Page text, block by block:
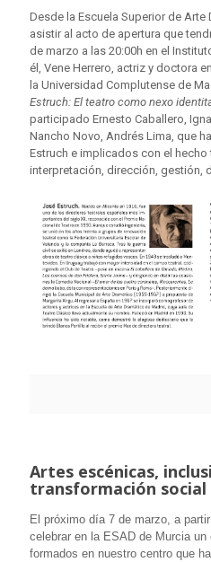
Desde la Escuela Superior de
asistir al acto de apertura que
de marzo a las 20:00h en el
él, Vene Herrero, actriz y doctora
la Universidad Complutense de
Estruch: El teatro como nexo
participado Ernesto Caballero,
Nancho Novo, Andrés Lima, que
Estruch e implicados con el hecho
interpretación, dirección, gestión,
Artes escénicas,
transformación social
El próximo día 7 de marzo, a
celebrar en la ESAD de Murcia
formados en nuestro centro que